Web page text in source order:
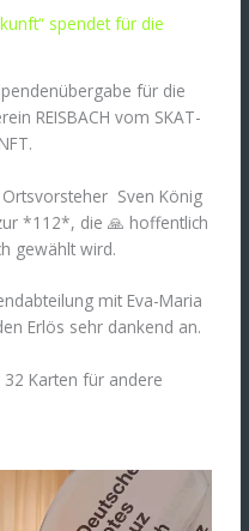
spendet für die
für die
REISBACH vom SKAT-
Sven König
*112*, die 🙏 hoffentlich
gewählt wird.
mit Eva-Maria
Erlös sehr dankend an.
Karten für andere